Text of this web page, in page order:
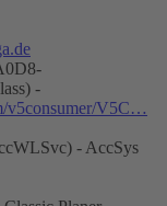
-
v5consumer/V5C…
- AccSys